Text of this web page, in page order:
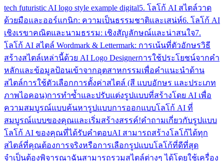
tech futuristic AI logo style example digital5. โลโก้ AI สไตล์วาด
ด้วยมือและออร์แกนิก: ความเป็นธรรมชาติและเสน่ห์6. โลโก้ AI
เชิงเรขาคณิตและนามธรรม: เชิงสัญลักษณ์และน่าสนใจ7.
โลโก้ AI สไตล์ Wordmark & Lettermark: การเน้นที่ตัวอักษรวิธี
สร้างสไตล์เหล่านี้ด้วย AI Logo Designerการใช้ประโยชน์จากคำ
หลักและข้อมูลป้อนเข้าจากอุตสาหกรรมเพื่อคำแนะนำด้าน
สไตล์การใช้ตัวเลือกการตั้งค่าสไตล์ (สี แบบอักษร และประเภท
ภาพไอคอน)การทำซ้ำและปรับแต่งรูปแบบที่สร้างโดย AI เพื่อ
ความสมบูรณ์แบบค้นหารูปแบบการออกแบบโลโก้ AI ที่
สมบูรณ์แบบของคุณและเริ่มสร้างสรรค์!คำถามเกี่ยวกับรูปแบบ
โลโก้ AI ของคุณที่ได้รับคำตอบAI สามารถสร้างโลโก้ได้ทุก
สไตล์ที่คุณต้องการจริงหรือการเลือกรูปแบบโลโก้ที่ดีที่สุด
จำเป็นต้องพิจารณาฉันสามารถรวมสไตล์ต่างๆ ได้โดยใช้เครื่อง